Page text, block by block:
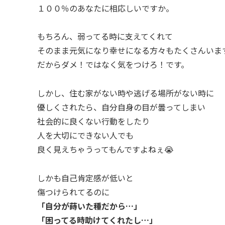
１００％のあなたに相応しいですか。
もちろん、弱ってる時に支えてくれて
そのまま元気になり幸せになる方々もたくさんいま
だからダメ！ではなく気をつけろ！です。
しかし、住む家がない時や逃げる場所がない時に
優しくされたら、自分自身の目が曇ってしまい
社会的に良くない行動をしたり
人を大切にできない人でも
良く見えちゃうってもんですよねぇ😭
しかも自己肯定感が低いと
傷つけられてるのに
「自分が蒔いた種だから…」
「困ってる時助けてくれたし…」